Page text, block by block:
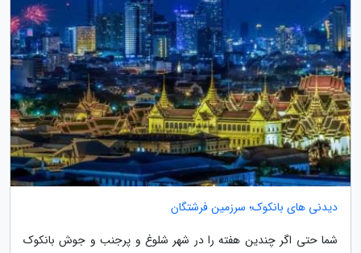
دیدنی های بانکوک؛ سرزمین فرشتگان
شما حتی اگر چندین هفته را در شهر شلوغ و پرجنب و جوش بانکوک